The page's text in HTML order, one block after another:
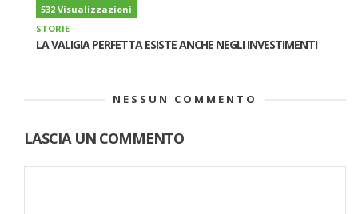
532 Visualizzazioni
STORIE
LA VALIGIA PERFETTA ESISTE ANCHE NEGLI INVESTIMENTI
NESSUN COMMENTO
LASCIA UN COMMENTO